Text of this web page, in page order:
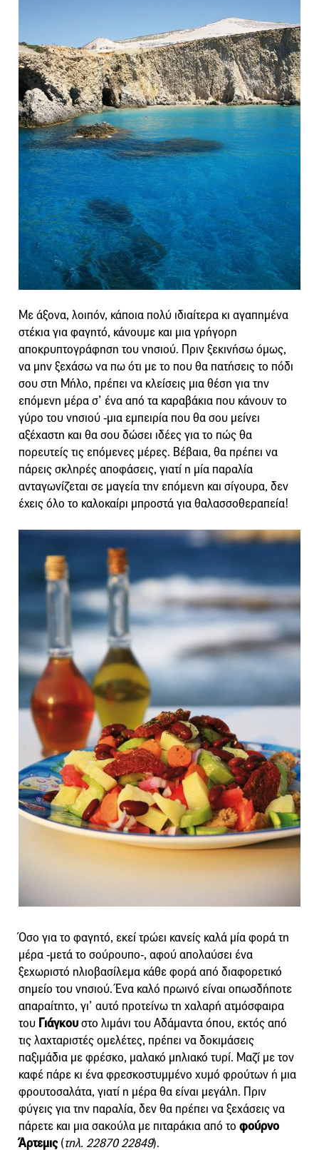
Με άξονα, λοιπόν, κάποια πολύ ιδιαίτερα κι αγαπημένα
στέκια για φαγητό, κάνουμε και μια γρήγορη
αποκρυπτογράφηση του νησιού. Πριν ξεκινήσω όμως,
να μην ξεχάσω να πω ότι με το που θα πατήσεις το πόδι
σου στη Μήλο, πρέπει να κλείσεις μια θέση για την
επόμενη μέρα σ’ ένα από τα καραβάκια που κάνουν το
γύρο του νησιού -μια εμπειρία που θα σου μείνει
αξέχαστη και θα σου δώσει ιδέες για το πώς θα
πορευτείς τις επόμενες μέρες. Βέβαια, θα πρέπει να
πάρεις σκληρές αποφάσεις, γιατί η μία παραλία
ανταγωνίζεται σε μαγεία την επόμενη και σίγουρα, δεν
έχεις όλο το καλοκαίρι μπροστά για θαλασσοθεραπεία!
Όσο για το φαγητό, εκεί τρώει κανείς καλά μία φορά τη
μέρα -μετά το σούρουπο-, αφού απολαύσει ένα
ξεχωριστό ηλιοβασίλεμα κάθε φορά από διαφορετικό
σημείο του νησιού. Ένα καλό πρωινό είναι οπωσδήποτε
απαραίτητο, γι’ αυτό προτείνω τη χαλαρή ατμόσφαιρα
του Γιάγκουστο λιμάνι του Αδάμαντα όπου, εκτός από
τις λαχταριστές ομελέτες, πρέπει να δοκιμάσεις
παξιμάδια με φρέσκο, μαλακό μηλιακό τυρί. Μαζί με τον
καφέ πάρε κι ένα φρεσκοστυμμένο χυμό φρούτων ή μια
φρουτοσαλάτα, γιατί η μέρα θα είναι μεγάλη. Πριν
φύγεις για την παραλία, δεν θα πρέπει να ξεχάσεις να
πάρετε και μια σακούλα με πιταράκια από το φούρνο
Άρτεμις(τηλ. 22870 22849).